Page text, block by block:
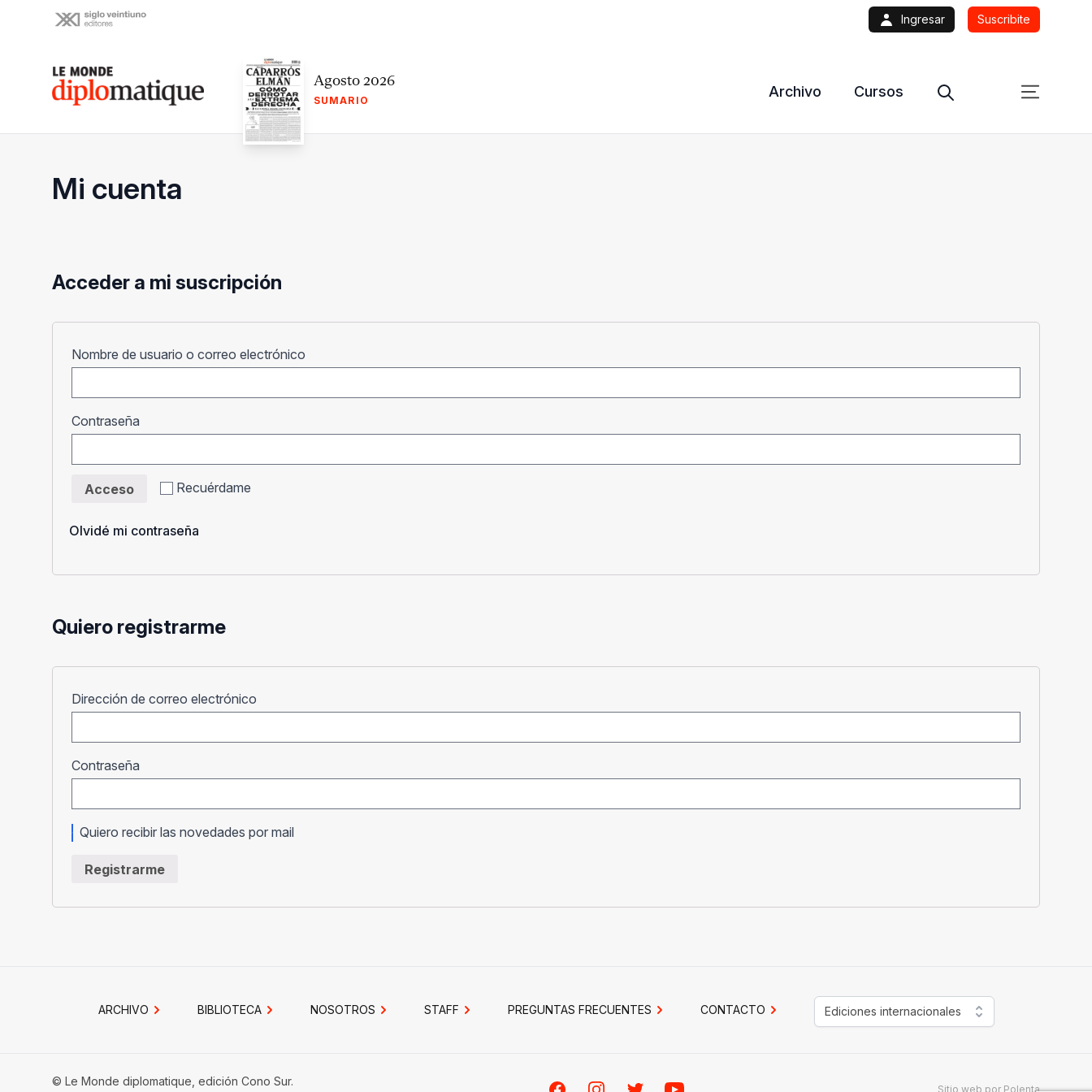
Ingresar Suscribite
Le monde diplomatique Agosto 2026
SUMARIO
Archivo Cursos
Mi cuenta
Acceder a mi suscripción
Nombre de usuario o correo electrónico
Contraseña
Recuérdame
Acceso
Olvidé mi contraseña
Quiero registrarme
Dirección de correo electrónico
Contraseña
Quiero recibir las novedades por mail
Registrarme
ARCHIVO BIBLIOTECA NOSOTROS STAFF PREGUNTAS FRECUENTES CONTACTO Ediciones internacionales
© Le Monde diplomatique, edición Cono Sur.
Sitio web por Polenta